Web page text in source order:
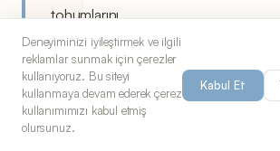
tohumlarını
kavurup
öğütün,
önceden
öğütülmüş
Deneyiminizi iyileştirmek ve ilgili
reklamlar sunmak için çerezler
kullanıyoruz. Bu siteyi
kullanmaya devam ederek çerez
kullanımımızı kabul etmiş
olursunuz.
Kabul Et